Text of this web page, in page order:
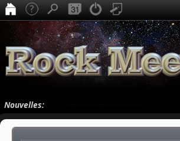
Nouvelles: